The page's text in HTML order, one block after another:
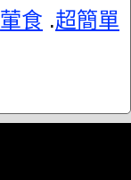
葷食 .超簡單